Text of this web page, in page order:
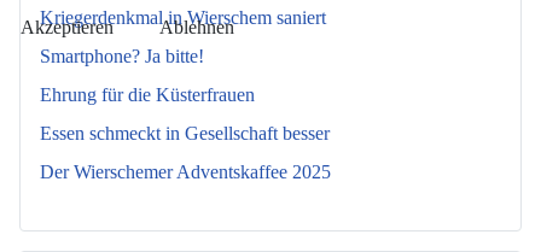
Kriegerdenkmal in Wierschem saniert
Smartphone? Ja bitte!
Ehrung für die Küsterfrauen
Essen schmeckt in Gesellschaft besser
Der Wierschemer Adventskaffee 2025
Akzeptieren Ablehnen